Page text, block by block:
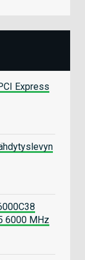
Express
6000 MHz